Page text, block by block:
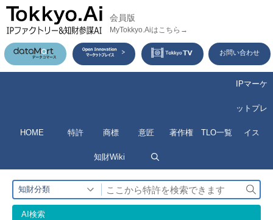
コ
ン
テ
ン
プ
会員版
MyTokkyo.Aiはこちら→
お問い合わせ
HOME 特許 商標 意匠 著作権 TLO一覧
IPマーケ
ットプレ
イス
知財Wiki
知財分類
検
索
AI検索